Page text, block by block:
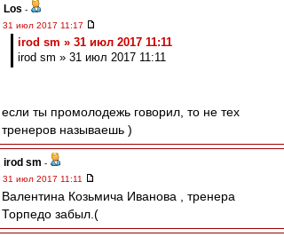
Los -
31 июл 2017 11:17
irod sm » 31 июл 2017 11:11
irod sm » 31 июл 2017 11:11
если ты промолодежь говорил, то не тех
тренеров называешь )
irod sm -
31 июл 2017 11:11
Валентина Козьмича Иванова , тренера
Торпедо забыл.(